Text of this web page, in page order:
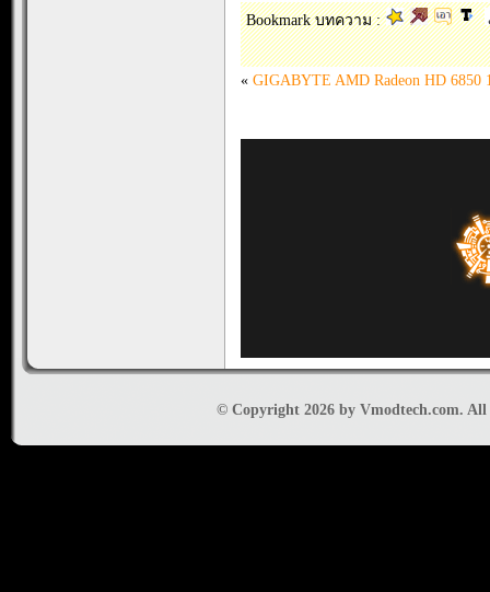
Bookmark บทความ :
« GIGABYTE AMD Radeon HD 6850
© Copyright 2026 by Vmodtech.com.